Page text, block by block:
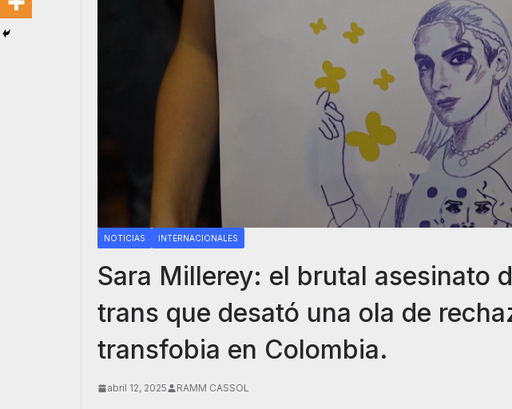
NOTICIAS INTERNACIONALES
Sara Millerey: el brutal asesinato
trans que desató una ola de
transfobia en Colombia.
abril 12, 2025 RAMM CASSOL